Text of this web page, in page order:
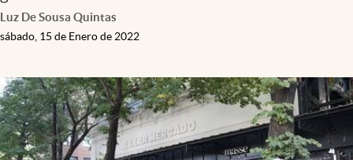
Luz De Sousa Quintas
sábado, 15 de Enero de 2022